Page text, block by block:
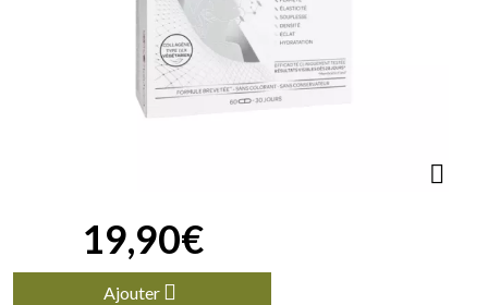
19,90€
Ajouter